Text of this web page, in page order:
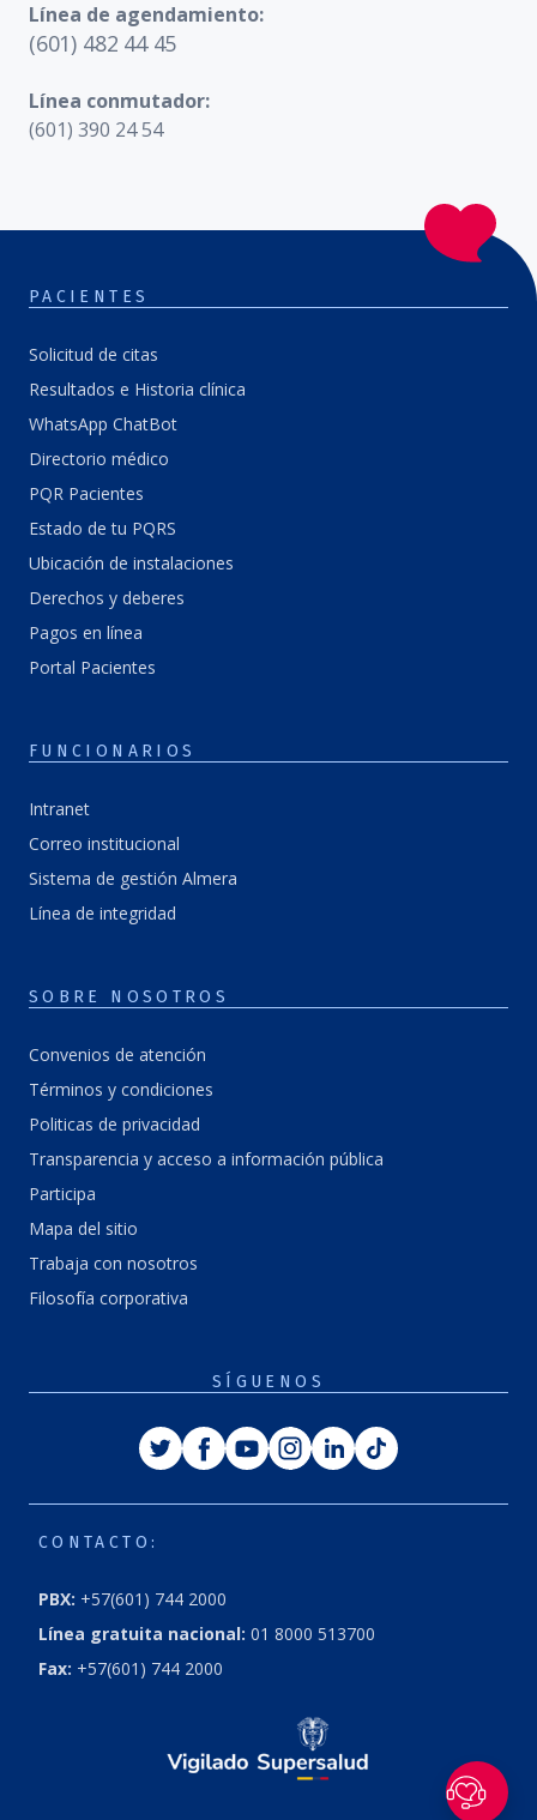
Línea de agendamiento:
(601) 482 44 45
Línea conmutador:
(601) 390 24 54
PACIENTES
Solicitud de citas
Resultados e Historia clínica
WhatsApp ChatBot
Directorio médico
PQR Pacientes
Estado de tu PQRS
Ubicación de instalaciones
Derechos y deberes
Pagos en línea
Portal Pacientes
FUNCIONARIOS
Intranet
Correo institucional
Sistema de gestión Almera
Línea de integridad
SOBRE NOSOTROS
Convenios de atención
Términos y condiciones
Politicas de privacidad
Transparencia y acceso a información pública
Participa
Mapa del sitio
Trabaja con nosotros
Filosofía corporativa
SÍGUENOS
TwitterFacebook
YoutubeInstagram
LinkedinTiktok
CONTACTO:
PBX: +57(601) 744 2000
Línea gratuita nacional: 01 8000 513700
Fax: +57(601) 744 2000